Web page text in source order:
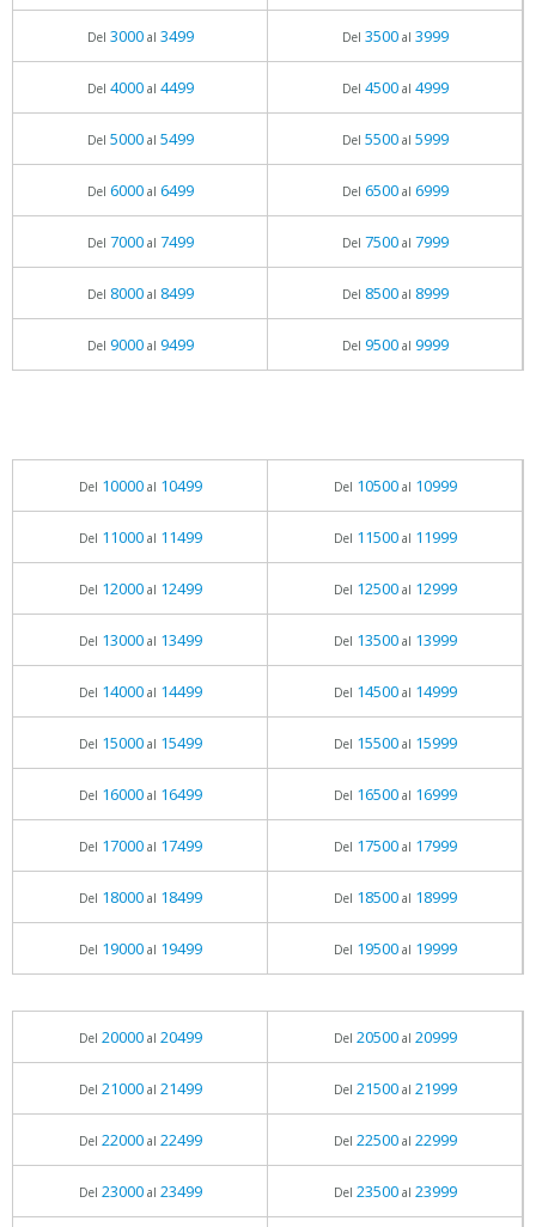
Del 3000al 3499 Del 3500al 3999
Del 4000al 4499 Del 4500al 4999
Del 5000al 5499 Del 5500al 5999
Del 6000al 6499 Del 6500al 6999
Del 7000al 7499 Del 7500al 7999
Del 8000al 8499 Del 8500al 8999
Del 9000al 9499 Del 9500al 9999
Del 10000al 10499 Del 10500al 10999
Del 11000al 11499 Del 11500al 11999
Del 12000al 12499 Del 12500al 12999
Del 13000al 13499 Del 13500al 13999
Del 14000al 14499 Del 14500al 14999
Del 15000al 15499 Del 15500al 15999
Del 16000al 16499 Del 16500al 16999
Del 17000al 17499 Del 17500al 17999
Del 18000al 18499 Del 18500al 18999
Del 19000al 19499 Del 19500al 19999
Del 20000al 20499 Del 20500al 20999
Del 21000al 21499 Del 21500al 21999
Del 22000al 22499 Del 22500al 22999
Del 23000al 23499 Del 23500al 23999